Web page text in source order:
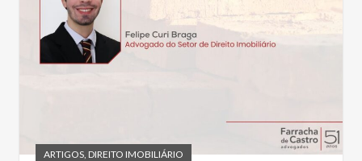
ARTIGOS, DIREITO IMOBILIÁRIO